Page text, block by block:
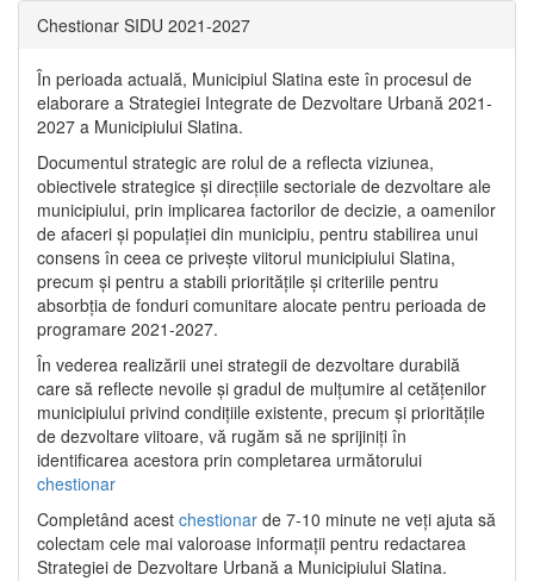
Chestionar SIDU 2021-2027
În perioada actuală, Municipiul Slatina este în procesul de
elaborare a Strategiei Integrate de Dezvoltare Urbană 2021‐
2027 a Municipiului Slatina.
Documentul strategic are rolul de a reflecta viziunea,
obiectivele strategice și direcțiile sectoriale de dezvoltare ale
municipiului, prin implicarea factorilor de decizie, a oamenilor
de afaceri și populației din municipiu, pentru stabilirea unui
consens în ceea ce privește viitorul municipiului Slatina,
precum și pentru a stabili prioritățile și criteriile pentru
absorbția de fonduri comunitare alocate pentru perioada de
programare 2021-2027.
În vederea realizării unei strategii de dezvoltare durabilă
care să reflecte nevoile și gradul de mulțumire al cetățenilor
municipiului privind condițiile existente, precum și prioritățile
de dezvoltare viitoare, vă rugăm să ne sprijiniți în
identificarea acestora prin completarea următorului
chestionar
Completând acest chestionar de 7-10 minute ne veți ajuta să
colectam cele mai valoroase informații pentru redactarea
Strategiei de Dezvoltare Urbană a Municipiului Slatina.